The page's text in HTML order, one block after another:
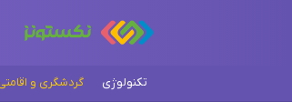
تکنولوژی گردشگری و